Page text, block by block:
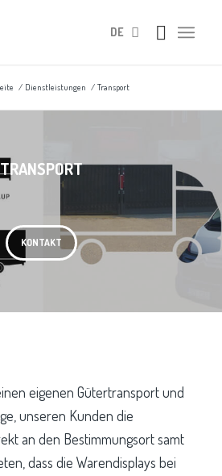
DE
/ Dienstleistungen / Transport
TRANSPORT
KONTAKT
eigenen Gütertransport und
unseren Kunden die
an den Bestimmungsort samt
dass die Warendisplays bei